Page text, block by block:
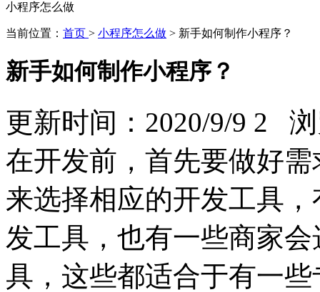
小程序怎么做
当前位置： 首页 > 小程序怎么做 > 新手如何制作小程序？
新手如何制作小程序？
更新时间：2020/9/9 2
在开发前，首先要做好
来选择相应的开发工具
发工具，也有一些商家
具，这些都适合于有一